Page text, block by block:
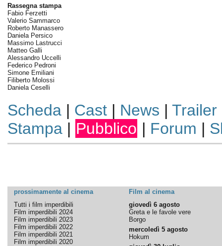
Rassegna stampa
Fabio Ferzetti
Valerio Sammarco
Roberto Manassero
Daniela Persico
Massimo Lastrucci
Matteo Galli
Alessandro Uccelli
Federico Pedroni
Simone Emiliani
Filiberto Molossi
Daniela Ceselli
Scheda| Cast| News | Trailer
Stampa| Pubblico | Forum |
prossimamente al cinema
Film al cinema
Tutti i film imperdibili
Film imperdibili 2024
Film imperdibili 2023
Film imperdibili 2022
Film imperdibili 2021
Film imperdibili 2020
giovedì 6 agosto
Greta e le favole vere
Borgo
mercoledì 5 agosto
Hokum